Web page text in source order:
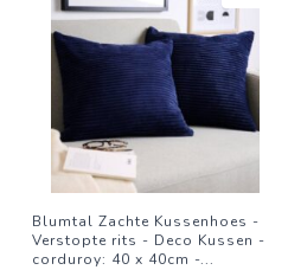
Blumtal Zachte Kussenhoes -
Verstopte rits - Deco Kussen -
corduroy: 40 x 40cm -...